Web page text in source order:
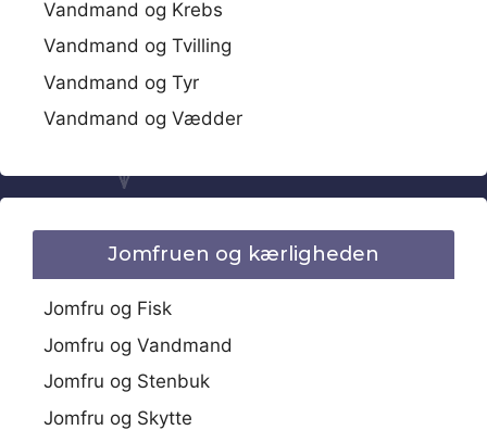
Vandmand og Krebs
Vandmand og Tvilling
Vandmand og Tyr
Vandmand og Vædder
Jomfruen og kærligheden
Jomfru og Fisk
Jomfru og Vandmand
Jomfru og Stenbuk
Jomfru og Skytte